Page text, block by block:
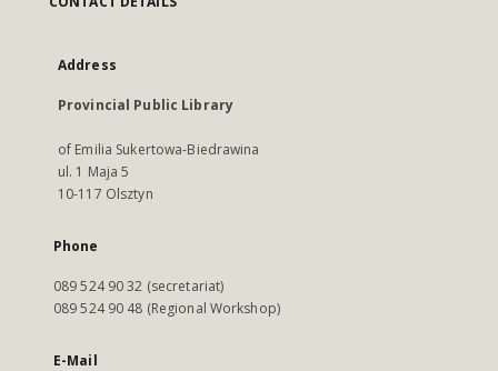
Address
Provincial Public Library
of Emilia Sukertowa-Biedrawina
ul. 1 Maja 5
10-117 Olsztyn
Phone
089 524 90 32 (secretariat)
089 524 90 48 (Regional Workshop)
E-Mail